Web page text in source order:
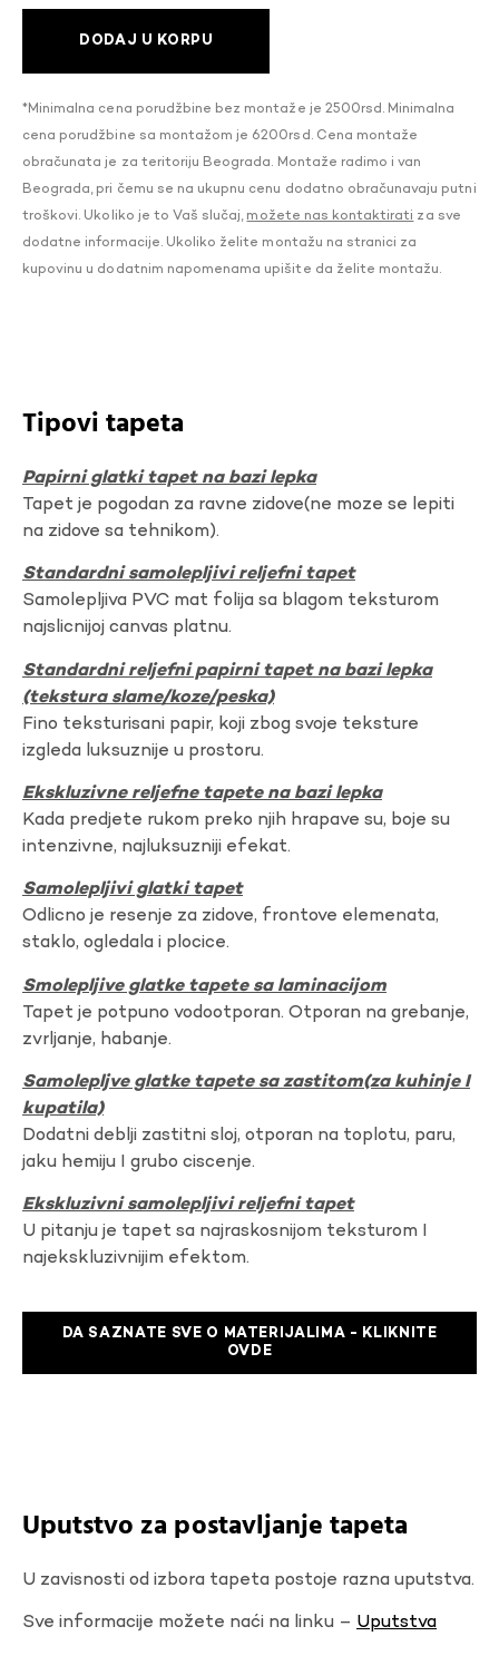
DODAJ U KORPU
*Minimalna cena porudžbine bez montaže je 2500rsd. Minimalna
cena porudžbine sa montažom je 6200rsd. Cena montaže
obračunata je za teritoriju Beograda. Montaže radimo i van
Beograda, pri čemu se na ukupnu cenu dodatno obračunavaju putni
troškovi. Ukoliko je to Vaš slučaj, možete nas kontaktirati za sve
dodatne informacije. Ukoliko želite montažu na stranici za
kupovinu u dodatnim napomenama upišite da želite montažu.
Tipovi tapeta
Papirni glatki tapet na bazi lepka
Tapet je pogodan za ravne zidove(ne moze se lepiti
na zidove sa tehnikom).
Standardni samolepljivi reljefni tapet
Samolepljiva PVC mat folija sa blagom teksturom
najslicnijoj canvas platnu.
Standardni reljefni papirni tapet na bazi lepka
(tekstura slame/koze/peska)
Fino teksturisani papir, koji zbog svoje teksture
izgleda luksuznije u prostoru.
Ekskluzivne reljefne tapete na bazi lepka
Kada predjete rukom preko njih hrapave su, boje su
intenzivne, najluksuzniji efekat.
Samolepljivi glatki tapet
Odlicno je resenje za zidove, frontove elemenata,
staklo, ogledala i plocice.
Smolepljive glatke tapete sa laminacijom
Tapet je potpuno vodootporan. Otporan na grebanje,
zvrljanje, habanje.
Samolepljve glatke tapete sa zastitom(za kuhinje I
kupatila)
Dodatni deblji zastitni sloj, otporan na toplotu, paru,
jaku hemiju I grubo ciscenje.
Ekskluzivni samolepljivi reljefni tapet
U pitanju je tapet sa najraskosnijom teksturom I
najekskluzivnijim efektom.
DA SAZNATE SVE O MATERIJALIMA - KLIKNITE
OVDE
Uputstvo za postavljanje tapeta
U zavisnosti od izbora tapeta postoje razna uputstva.
Sve informacije možete naći na linku – Uputstva